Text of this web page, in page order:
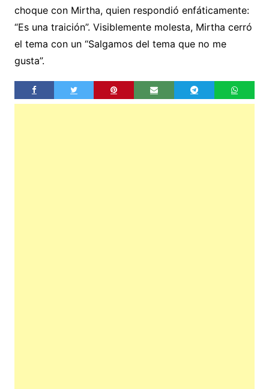
choque con Mirtha, quien respondió enfáticamente:
“Es una traición”. Visiblemente molesta, Mirtha cerró
el tema con un “Salgamos del tema que no me
gusta”.